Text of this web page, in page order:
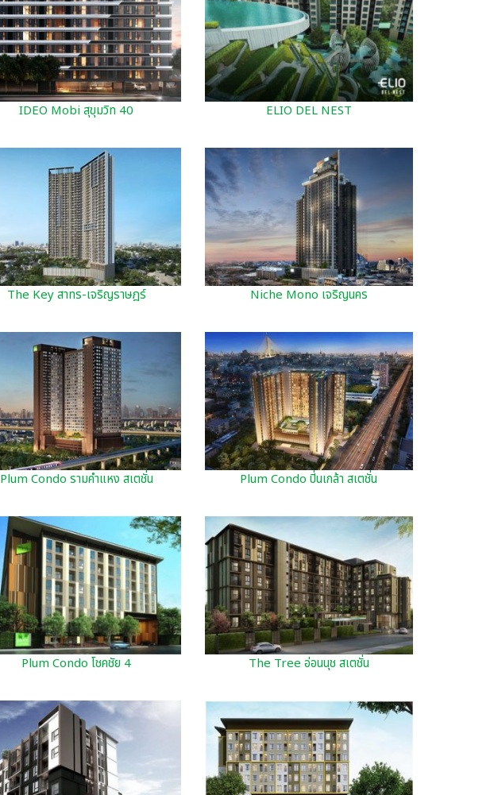
IDEO Mobi สุขุมวิท 40 ELIO DEL NEST
The Key สาทร-เจริญราษฎร์ Niche Mono เจริญนคร
Plum Condo รามคำแหง สเตชั่น Plum Condo ปิ่นเกล้า สเตชั่น
Plum Condo โชคชัย 4 The Tree อ่อนนุช สเตชั่น